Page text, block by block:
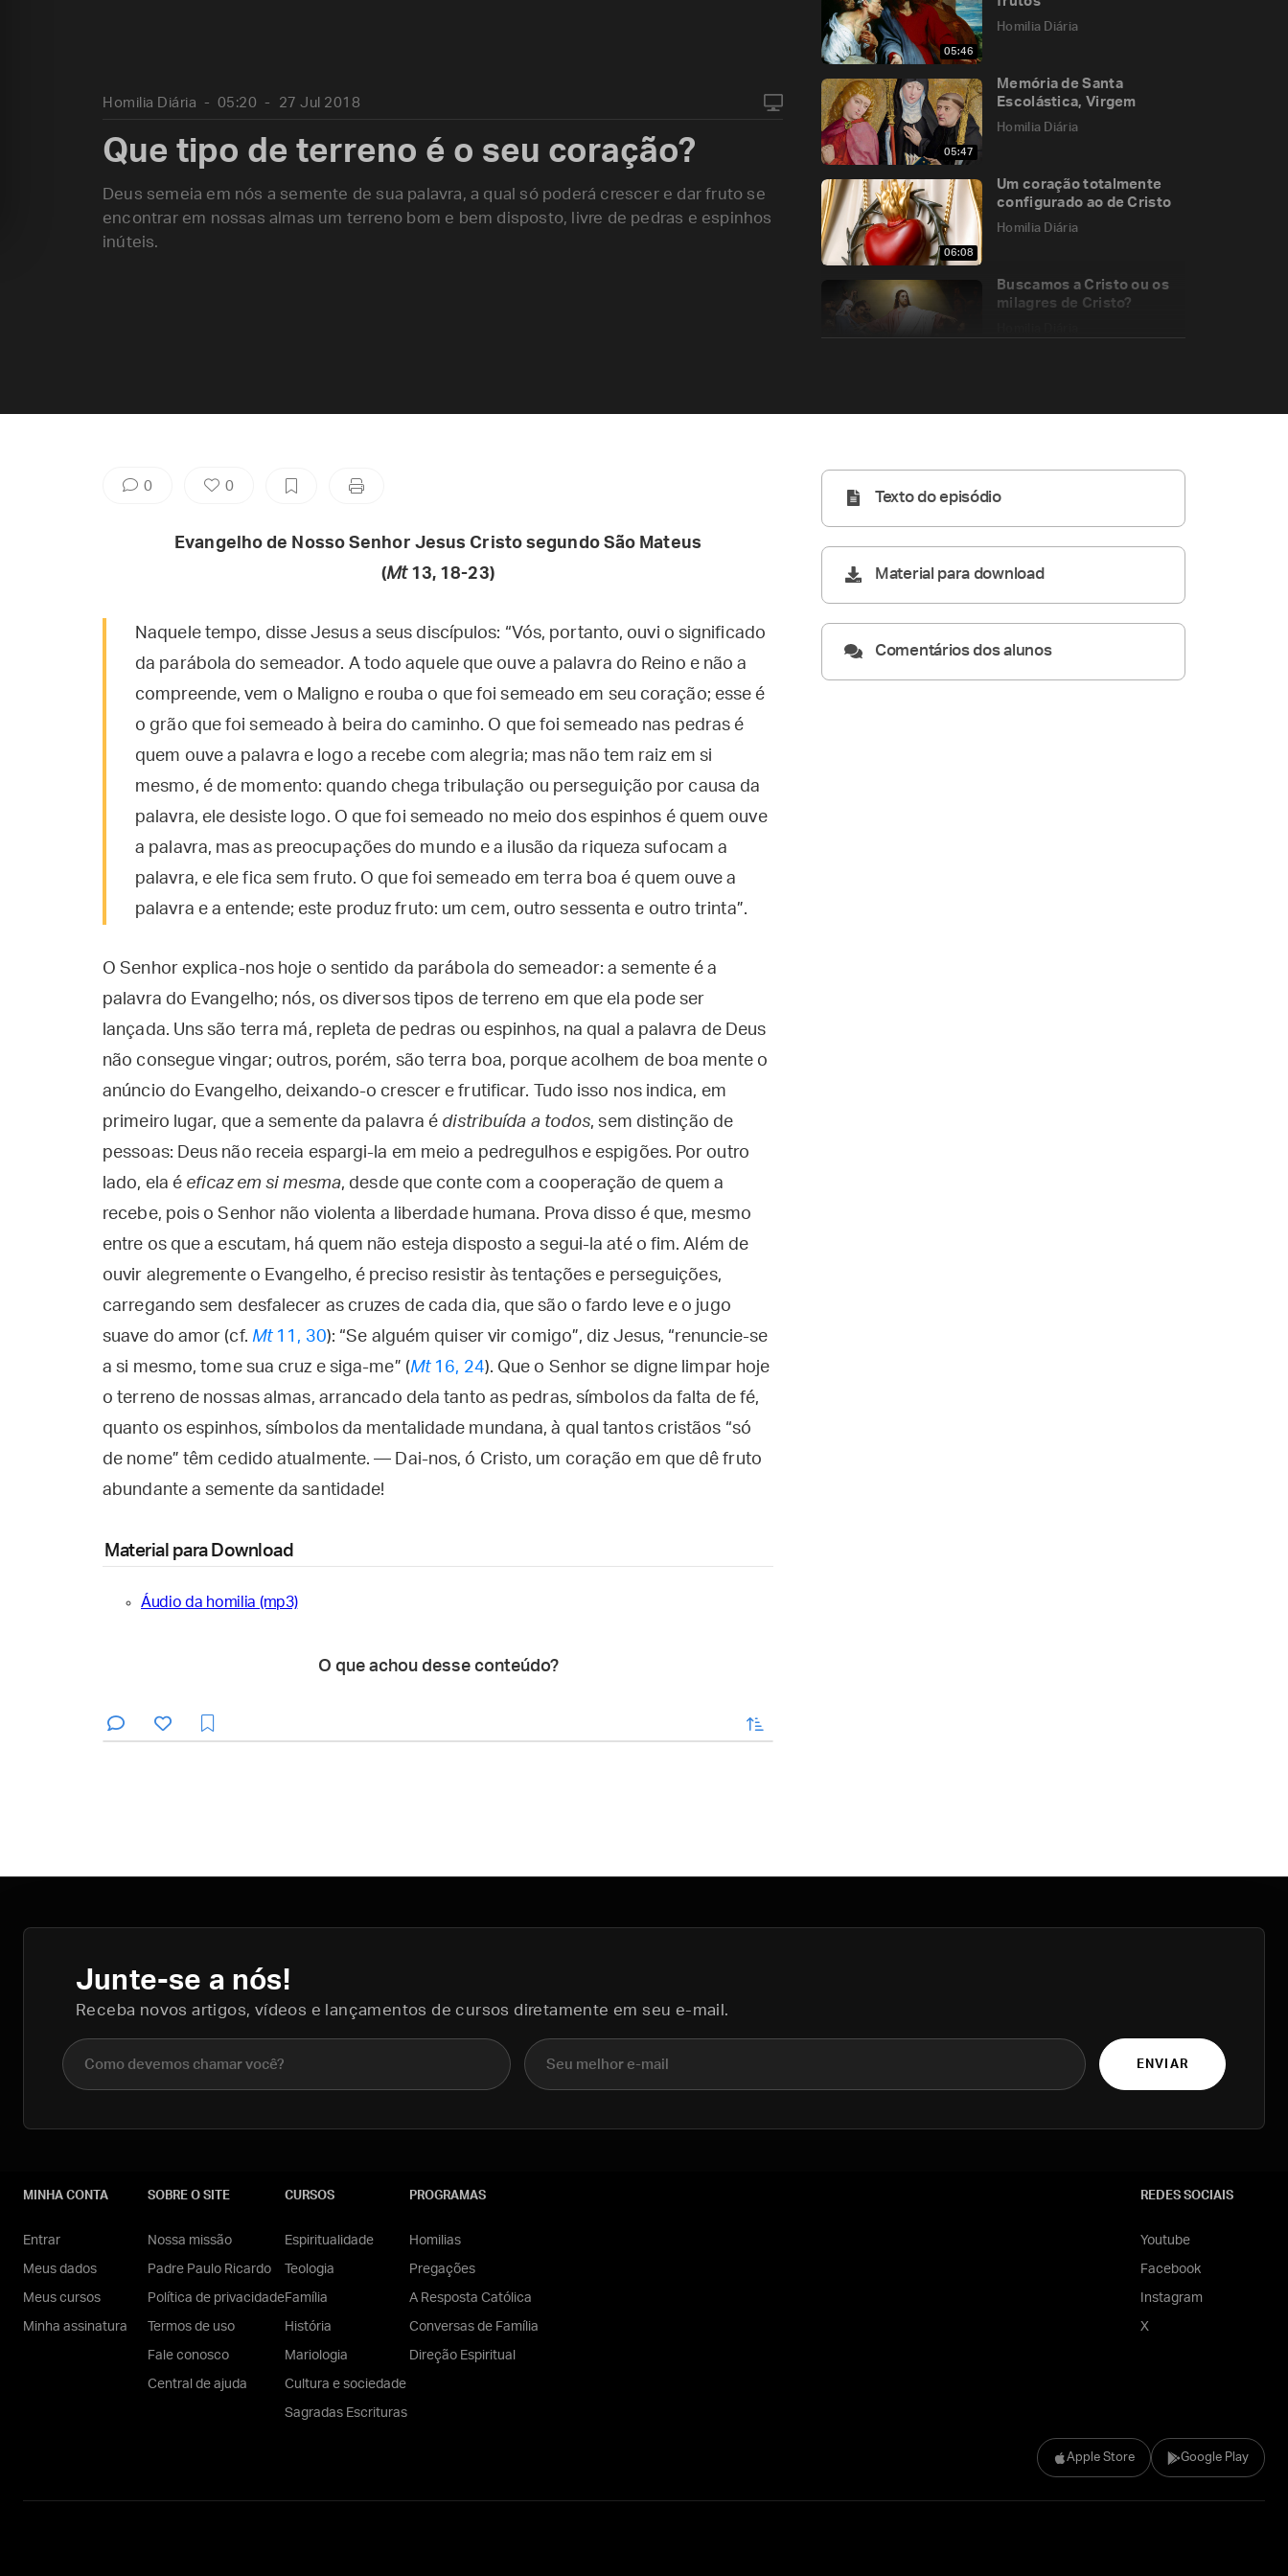
05:46
Homilia Diária
05:47
Memória de Santa
Escolástica, Virgem
Homilia Diária
06:08
Um coração totalmente
configurado ao de Cristo
Homilia Diária
Buscamos a Cristo ou os
milagres de Cristo?
Homilia Diária 05:20 27 Jul 2018
Que tipo de terreno é o seu coração?
Deus semeia em nós a semente de sua palavra, a qual só poderá crescer e dar fruto se
encontrar em nossas almas um terreno bom e bem disposto, livre de pedras e espinhos
inúteis.
0 0
Evangelho de Nosso Senhor Jesus Cristo segundo São Mateus
(Mt 13, 18-23)
Naquele tempo, disse Jesus a seus discípulos: “Vós, portanto, ouvi o significado
da parábola do semeador. A todo aquele que ouve a palavra do Reino e não a
compreende, vem o Maligno e rouba o que foi semeado em seu coração; esse é
o grão que foi semeado à beira do caminho. O que foi semeado nas pedras é
quem ouve a palavra e logo a recebe com alegria; mas não tem raiz em si
mesmo, é de momento: quando chega tribulação ou perseguição por causa da
palavra, ele desiste logo. O que foi semeado no meio dos espinhos é quem ouve
a palavra, mas as preocupações do mundo e a ilusão da riqueza sufocam a
palavra, e ele fica sem fruto. O que foi semeado em terra boa é quem ouve a
palavra e a entende; este produz fruto: um cem, outro sessenta e outro trinta”.
O Senhor explica-nos hoje o sentido da parábola do semeador: a semente é a
palavra do Evangelho; nós, os diversos tipos de terreno em que ela pode ser
lançada. Uns são terra má, repleta de pedras ou espinhos, na qual a palavra de Deus
não consegue vingar; outros, porém, são terra boa, porque acolhem de boa mente o
anúncio do Evangelho, deixando-o crescer e frutificar. Tudo isso nos indica, em
primeiro lugar, que a semente da palavra é distribuída a todos, sem distinção de
pessoas: Deus não receia espargi-la em meio a pedregulhos e espigões. Por outro
lado, ela é eficaz em si mesma, desde que conte com a cooperação de quem a
recebe, pois o Senhor não violenta a liberdade humana. Prova disso é que, mesmo
entre os que a escutam, há quem não esteja disposto a segui-la até o fim. Além de
ouvir alegremente o Evangelho, é preciso resistir às tentações e perseguições,
carregando sem desfalecer as cruzes de cada dia, que são o fardo leve e o jugo
suave do amor (cf. Mt11, 30): “Se alguém quiser vir comigo”, diz Jesus, “renuncie-se
a si mesmo, tome sua cruz e siga-me” (Mt16, 24). Que o Senhor se digne limpar hoje
o terreno de nossas almas, arrancado dela tanto as pedras, símbolos da falta de fé,
quanto os espinhos, símbolos da mentalidade mundana, à qual tantos cristãos “só
de nome” têm cedido atualmente. — Dai-nos, ó Cristo, um coração em que dê fruto
abundante a semente da santidade!
Material para Download
Áudio da homilia (mp3)
O que achou desse conteúdo?
enviar
Texto do episódio
Material para download
Comentários dos alunos
Junte-se a nós!
Receba novos artigos, vídeos e lançamentos de cursos diretamente em seu e-mail.
Nome completo E-mail
ENVIAR
Apple Store Google Play
MINHA CONTA
Entrar
Meus dados
Meus cursos
Minha assinatura
SOBRE O SITE
Nossa missão
Padre Paulo Ricardo
Política de privacidade
Termos de uso
Fale conosco
Central de ajuda
CURSOS
Espiritualidade
Teologia
Família
História
Mariologia
Cultura e sociedade
Sagradas Escrituras
PROGRAMAS
Homilias
Pregações
A Resposta Católica
Conversas de Família
Direção Espiritual
REDES SOCIAIS
Youtube
Facebook
Instagram
X